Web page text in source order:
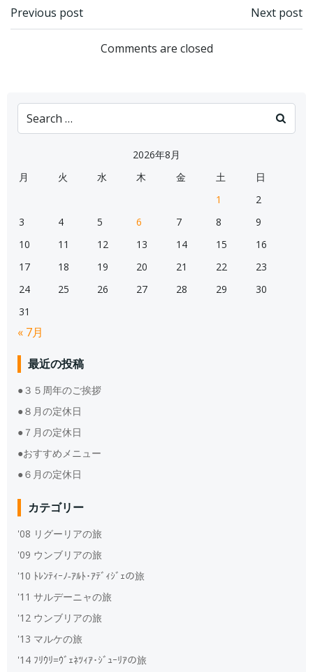
Post
navigation
Previous post
navigation
Next post
Comments are closed
Search
for:
2026年8月
月
火 水 木 金 土
日
1
2
3
4 5 6 7 8
9
10
11 12 13 14 15
16
17
18 19 20 21 22
23
24
25 26 27 28 29
30
31
« 7月
最近の投稿
●３５周年のご挨拶
●８月の定休日
●７月の定休日
●おすすめメニュー
●６月の定休日
カテゴリー
'08 リグーリアの旅
'09 ウンブリアの旅
'10 ﾄﾚﾝﾃｨｰﾉ‐ｱﾙﾄ･ｱﾃﾞｨｼﾞｪの旅
'11 サルデーニャの旅
'12 ウンブリアの旅
'13 マルケの旅
'14 ﾌﾘｳﾘ=ｳﾞｪﾈﾂｨｱ･ｼﾞｭｰﾘｱの旅